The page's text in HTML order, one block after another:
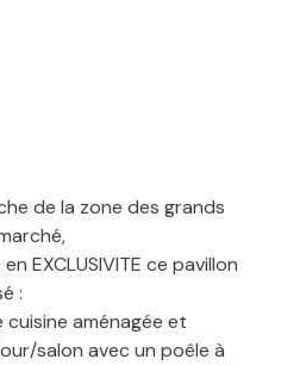
de la zone des grands
EXCLUSIVITE ce pavillon
:
cuisine aménagée et
salon avec un poêle à